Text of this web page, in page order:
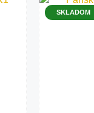
SKLADOM